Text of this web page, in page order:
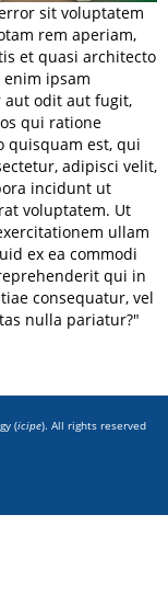
sit voluptatem
rem aperiam,
et quasi architecto
ipsam
aut odit aut fugit,
qui ratione
quisquam est, qui
adipisci velit,
incidunt ut
voluptatem. Ut
ullam
ex ea commodi
qui in
consequatur, vel
nulla pariatur?"
(icipe). All rights reserved